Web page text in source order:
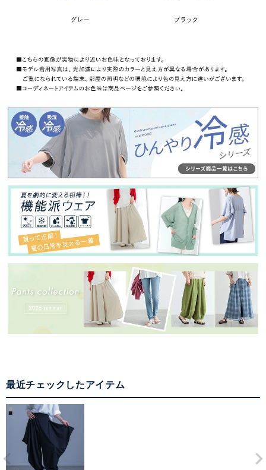
最近チェックしたアイテム